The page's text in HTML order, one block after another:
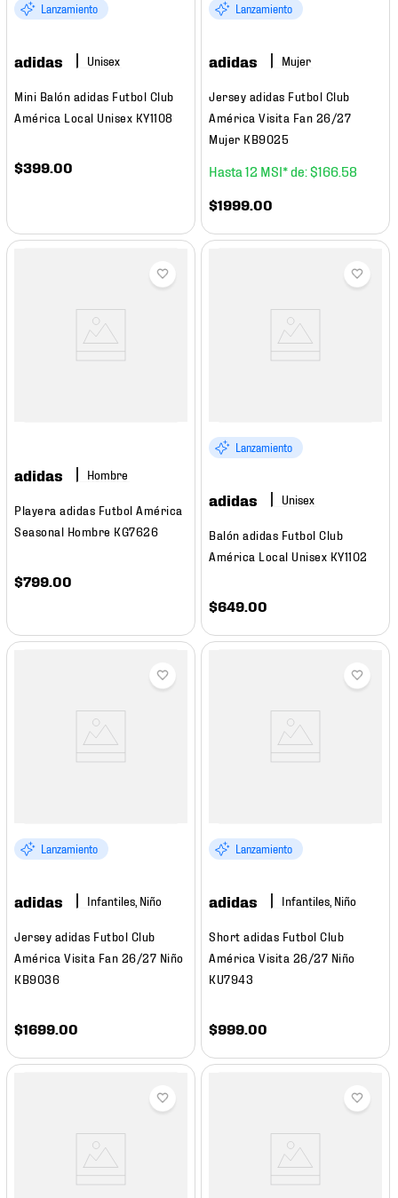
Lanzamiento
adidas
Mini Balón adidas Futbol Club
América Local Unisex KY1108
$399 .00
Lanzamiento
adidas Mujer
Jersey adidas Futbol Club
América Visita Fan 26/27
Mujer KB9025
12 $166 58
$1999 .00
adidas Hombre
Playera adidas Futbol América
Seasonal Hombre KG7626
$799 .00
Lanzamiento
adidas
Balón adidas Futbol Club
América Local Unisex KY1102
$649 .00
Lanzamiento
adidas Infantiles, Niño
Jersey adidas Futbol Club
América Visita Fan 26/27 Niño
KB9036
$1699 .00
Lanzamiento
adidas Infantiles, Niño
Short adidas Futbol Club
América Visita 26/27 Niño
KU7943
$999 .00